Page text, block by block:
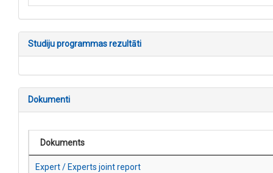
Studiju programmas rezultāti
Dokumenti
Dokuments
Expert / Experts joint report